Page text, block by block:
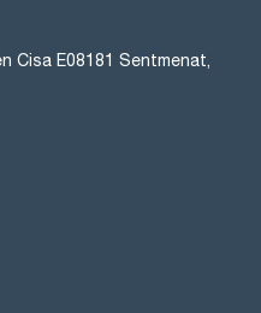
Cisa E08181 Sentmenat,